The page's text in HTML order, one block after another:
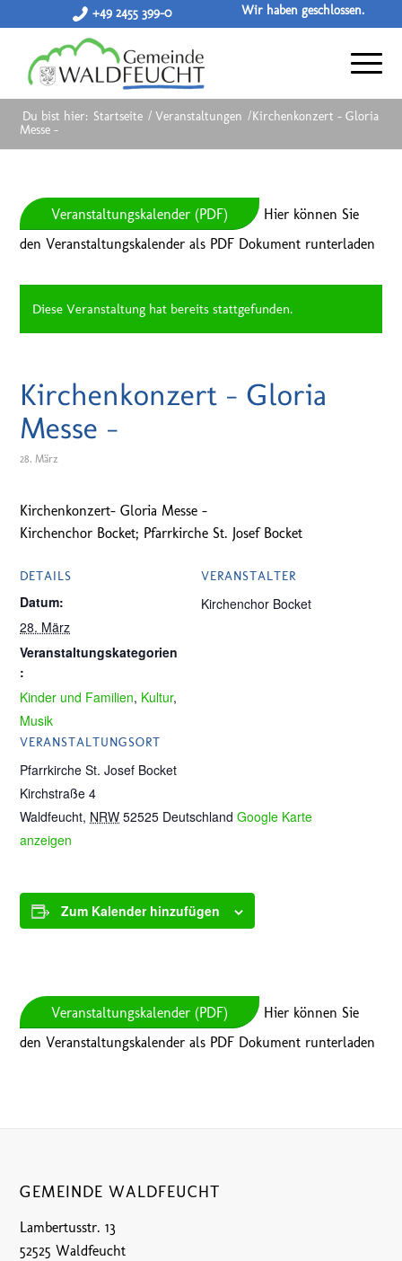
+49 2455 399-0 Wir haben geschlossen.
Du bist hier: Startseite / Veranstaltungen /Kirchenkonzert – Gloria
Messe –
Veranstaltungskalender (PDF)
Hier können Sie
den Veranstaltungskalender als PDF Dokument runterladen
Diese Veranstaltung hat bereits stattgefunden.
Kirchenkonzert – Gloria
Messe –
28. März
Kirchenkonzert- Gloria Messe –
Kirchenchor Bocket; Pfarrkirche St. Josef Bocket
DETAILS
Datum:
28. März
Veranstaltungskategorien
:
Kinder und Familien, Kultur,
Musik
VERANSTALTUNGSORT
Pfarrkirche St. Josef Bocket
Kirchstraße 4
Waldfeucht, NRW 52525 Deutschland Google Karte
anzeigen
VERANSTALTER
Kirchenchor Bocket
Zum Kalender hinzufügen
Veranstaltungskalender (PDF)
Hier können Sie
den Veranstaltungskalender als PDF Dokument runterladen
GEMEINDE WALDFEUCHT
Lambertusstr. 13
52525 Waldfeucht